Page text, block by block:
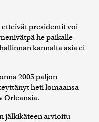
etteivät presidentit voi
he paikalle
kannalta asia ei
2005 paljon
heti lomaansa
Orleansia.
jälkikäteen arvioitu